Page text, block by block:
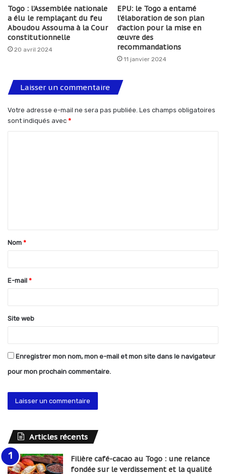
Togo : l’Assemblée nationale
a élu le remplaçant du feu
Aboudou Assouma à la Cour
constitutionnelle
20 avril 2024
EPU: le Togo a entamé
l’élaboration de son plan
d’action pour la mise en
œuvre des
recommandations
11 janvier 2024
Laisser un commentaire
Votre adresse e-mail ne sera pas publiée. Les champs obligatoires
sont indiqués avec *
t
a
e
*
Nom *
E-mail *
Site web
Enregistrer mon nom, mon e-mail et mon site dans le navigateur
pour mon prochain commentaire.
Articles récents
Filière café-cacao au Togo : une relance
fondée sur le verdissement et la qualité